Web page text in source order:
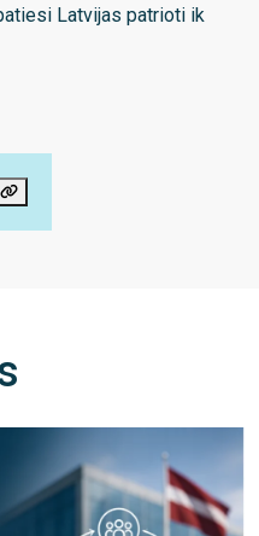
Latvijas patrioti ik